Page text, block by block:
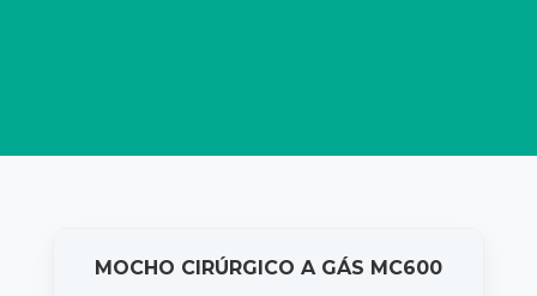
MOCHO CIRÚRGICO A GÁS MC600